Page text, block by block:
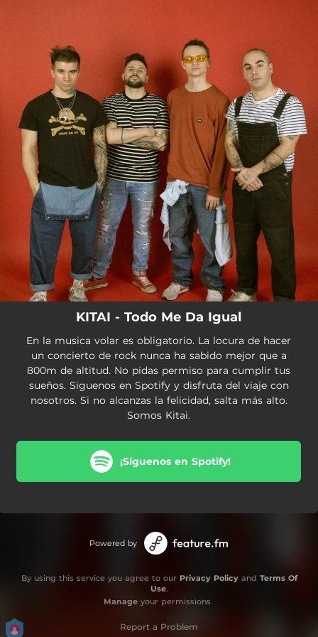
KITAI - Todo Me Da Igual
En la musica volar es obligatorio. La locura de hacer
un concierto de rock nunca ha sabido mejor que a
800m de altitud. No pidas permiso para cumplir tus
sueños. Siguenos en Spotify y disfruta del viaje con
nosotros. Si no alcanzas la felicidad, salta más alto.
Somos Kitai.
¡Síguenos en Spotify!
Powered by
By using this service you agree to our Privacy Policyand Terms Of
Use.
Manageyour permissions
Report a Problem